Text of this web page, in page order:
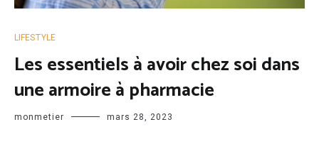
LIFESTYLE
Les essentiels à avoir chez soi dans
une armoire à pharmacie
monmetier mars 28, 2023